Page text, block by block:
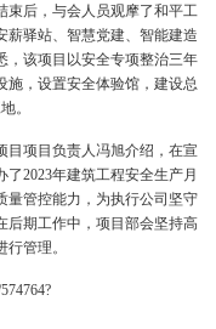
束后，与会人员观摩了和平工
薪驿站、智慧党建、智能建造
，该项目以安全专项整治三年
施，设置安全体验馆，建设总
。
目项目负责人冯旭介绍，在宣
2023年建筑工程安全生产月
量管控能力，为执行公司坚守
后期工作中，项目部会坚持高
管理。